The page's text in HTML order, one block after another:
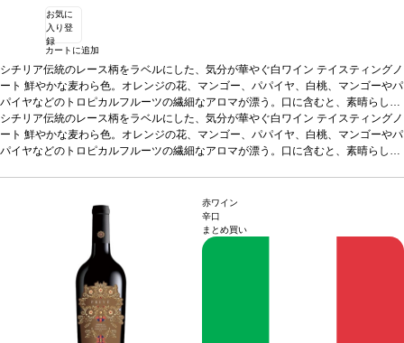
お気に
入り登
録
カートに追加
シチリア伝統のレース柄をラベルにした、気分が華やぐ白ワイン テイスティングノ
ート 鮮やかな麦わら色。オレンジの花、マンゴー、パパイヤ、白桃、マンゴーやパ
パイヤなどのトロピカルフルーツの繊細なアロマが漂う。口に含むと、素晴らしく
調和が取れており、爽やかな酸味と心地良い余韻が残る。合う料理スープ、シー
フード、魚のグリルやフライ、ラビオリやリゾット、寿司やカルパッチョなどと好
相性葡萄品種グリッロ 100%認証EQUALITAS認証*本ヴィンテージが在庫切れの
シチリア伝統のレース柄をラベルにした、気分が華やぐ白ワイン テイスティングノ
ート 鮮やかな麦わら色。オレンジの花、マンゴー、パパイヤ、白桃、マンゴーやパ
パイヤなどのトロピカルフルーツの繊細なアロマが漂う。口に含むと、素晴らしく
EQUALITAS認証
場合、在庫があり価格が同様の場合は自動的に次のヴィンテージに変更されます、
赤ワイン
辛口
まとめ買い